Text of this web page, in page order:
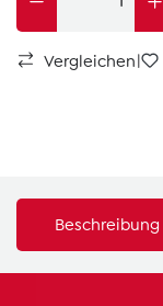
Vergleichen|
Beschreibung